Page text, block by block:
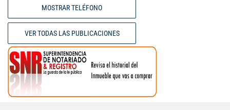
MOSTRAR TELÉFONO
VER TODAS LAS PUBLICACIONES